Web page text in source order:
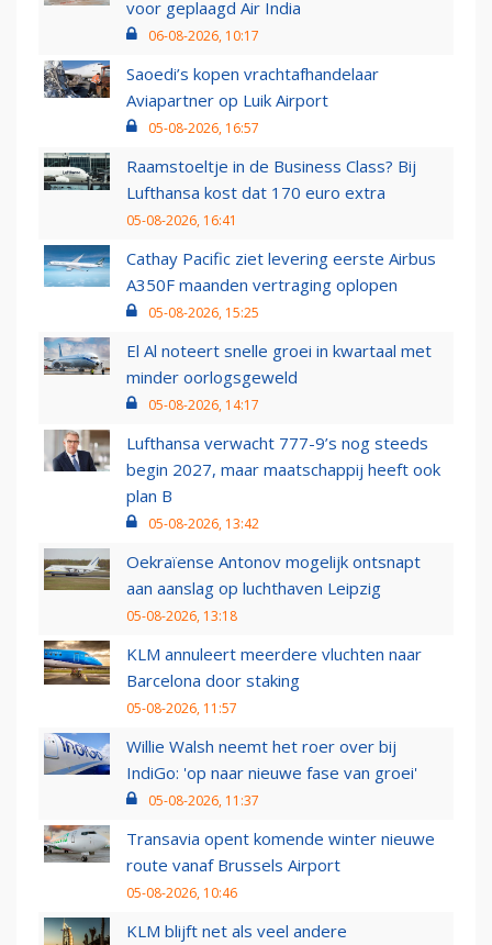
voor geplaagd Air India
06-08-2026, 10:17
Saoedi’s kopen vrachtafhandelaar
Aviapartner op Luik Airport
05-08-2026, 16:57
Raamstoeltje in de Business Class? Bij
Lufthansa kost dat 170 euro extra
05-08-2026, 16:41
Cathay Pacific ziet levering eerste Airbus
A350F maanden vertraging oplopen
05-08-2026, 15:25
El Al noteert snelle groei in kwartaal met
minder oorlogsgeweld
05-08-2026, 14:17
Lufthansa verwacht 777-9’s nog steeds
begin 2027, maar maatschappij heeft ook
plan B
05-08-2026, 13:42
Oekraïense Antonov mogelijk ontsnapt
aan aanslag op luchthaven Leipzig
05-08-2026, 13:18
KLM annuleert meerdere vluchten naar
Barcelona door staking
05-08-2026, 11:57
Willie Walsh neemt het roer over bij
IndiGo: 'op naar nieuwe fase van groei'
05-08-2026, 11:37
Transavia opent komende winter nieuwe
route vanaf Brussels Airport
05-08-2026, 10:46
KLM blijft net als veel andere